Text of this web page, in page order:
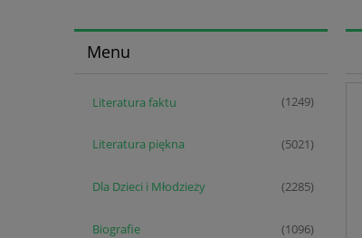
Menu
Literatura faktu (1249)
Literatura piękna (5021)
Dla Dzieci i Młodzieży (2285)
Biografie (1096)